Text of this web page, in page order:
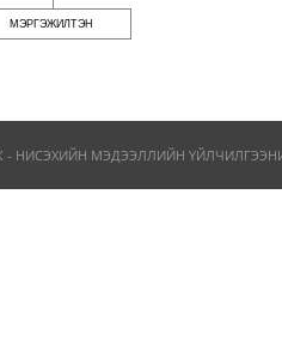
МЭРГЭЖИЛТЭН
НИСЭХИЙН МЭДЭЭЛЛИЙН